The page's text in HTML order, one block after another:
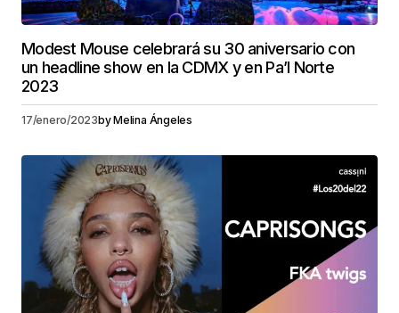
Modest Mouse celebrará su 30 aniversario con
un headline show en la CDMX y en Pa’l Norte
2023
17/enero/2023byMelina Ángeles